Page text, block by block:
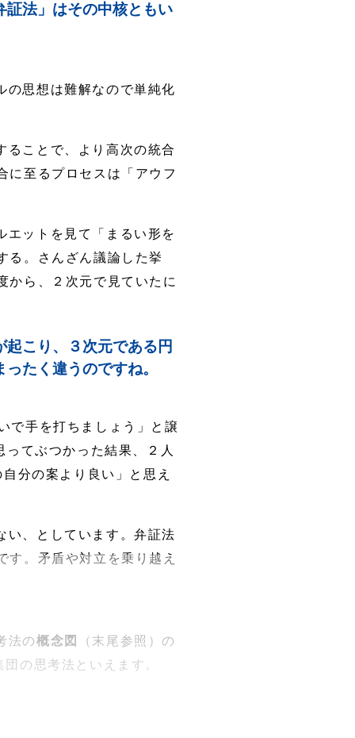
法」はその中核ともい
の思想は難解なので単純化
ることで、より高次の統合
に至るプロセスは「アウフ
エットを見て「まるい形を
る。さんざん議論した挙
から、２次元で見ていたに
こり、３次元である円
たく違うのですね。
で手を打ちましょう」と譲
てぶつかった結果、２人
分の案より良い」と思え
い、としています。弁証法
。矛盾や対立を乗り越え
法の概念図
（末尾参照）の
の思考法といえます。